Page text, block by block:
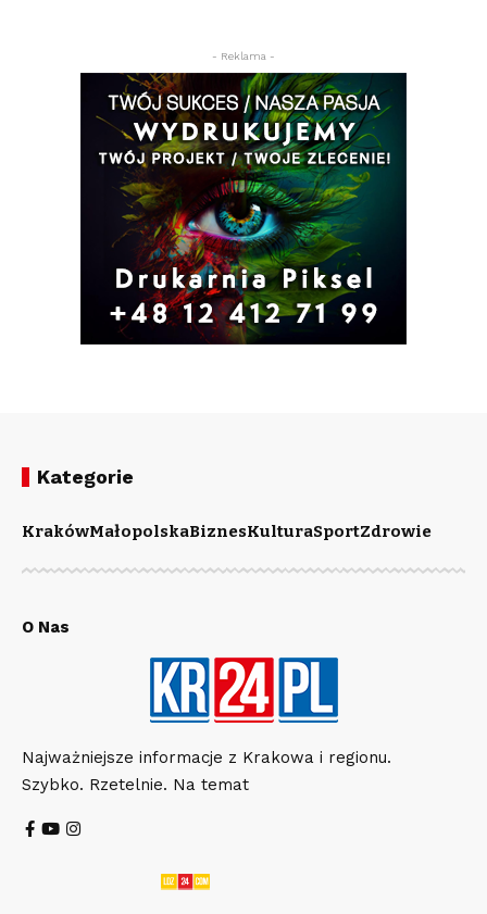
- Reklama -
Kategorie
KrakówMałopolskaBiznesKulturaSportZdrowie
O Nas
Najważniejsze informacje z Krakowa i regionu.
Szybko. Rzetelnie. Na temat